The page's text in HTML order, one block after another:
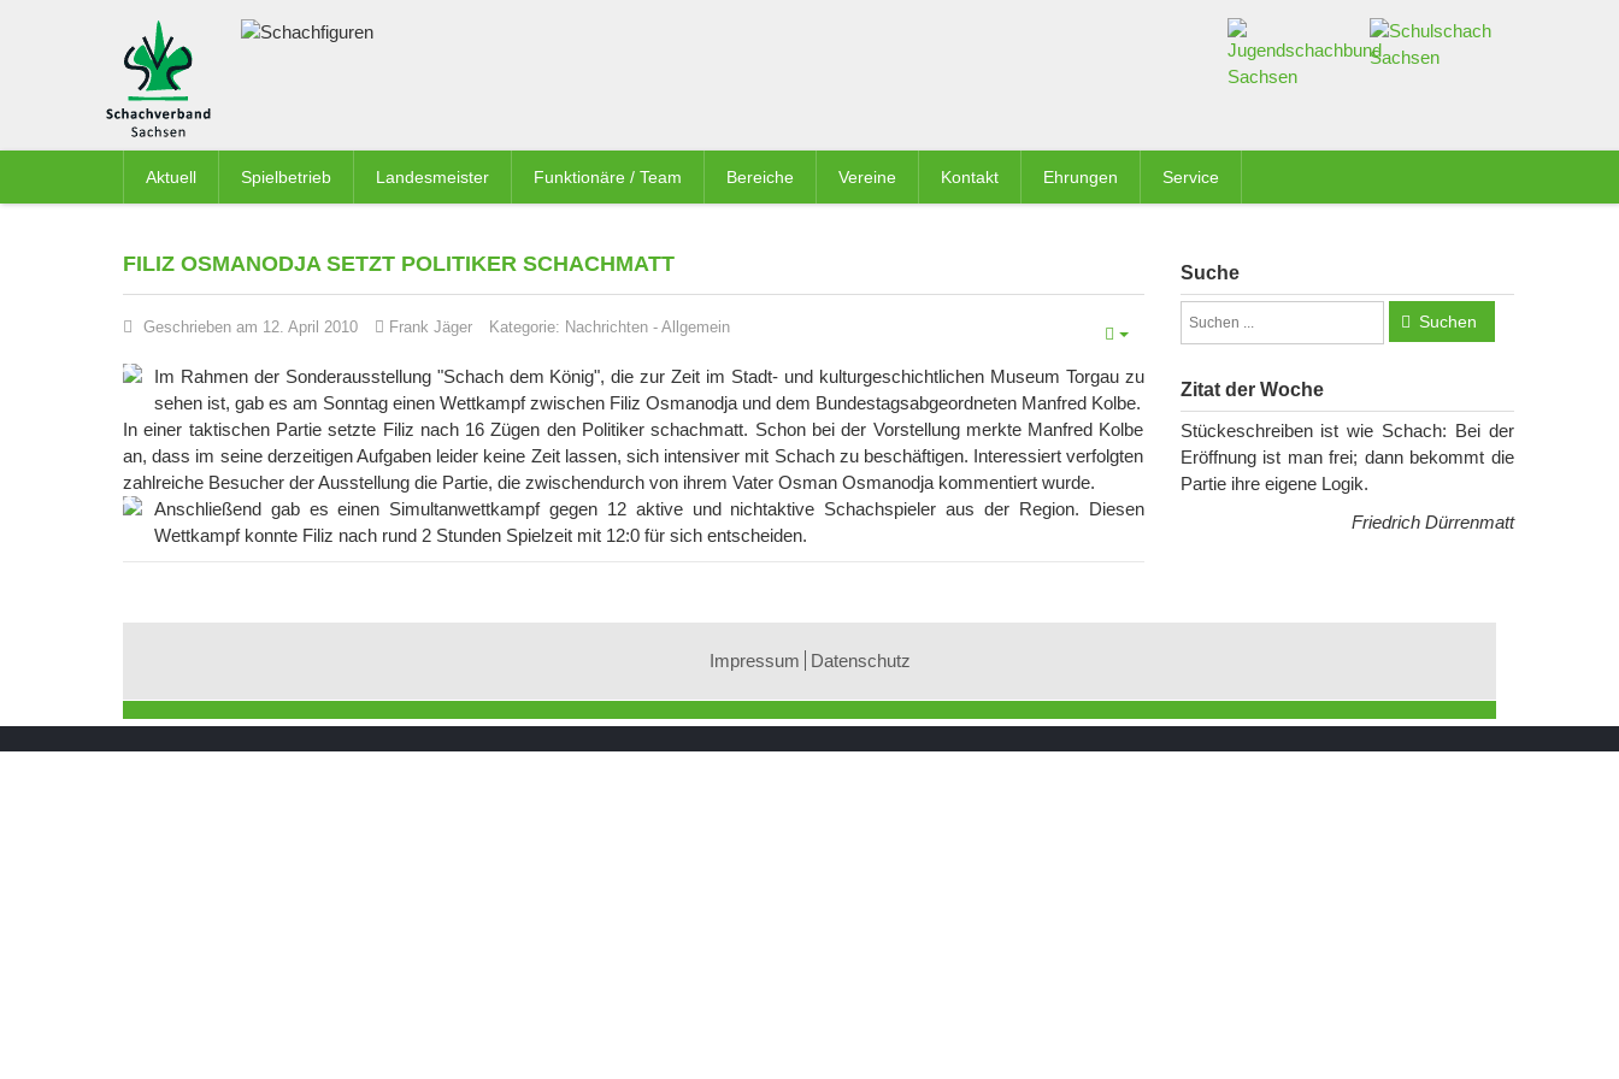
Aktuell Spielbetrieb Landesmeister Funktionäre / Team Bereiche Vereine Kontakt Ehrungen Service
FILIZ OSMANODJA SETZT POLITIKER SCHACHMATT
Geschrieben am 12. April 2010 Frank Jäger Kategorie: Nachrichten - Allgemein
Im Rahmen der Sonderausstellung "Schach dem König", die zur Zeit im Stadt- und kulturgeschichtlichen Museum Torgau zu
sehen ist, gab es am Sonntag einen Wettkampf zwischen Filiz Osmanodja und dem Bundestagsabgeordneten Manfred Kolbe.
In einer taktischen Partie setzte Filiz nach 16 Zügen den Politiker schachmatt. Schon bei der Vorstellung merkte Manfred Kolbe
an, dass im seine derzeitigen Aufgaben leider keine Zeit lassen, sich intensiver mit Schach zu beschäftigen. Interessiert verfolgten
zahlreiche Besucher der Ausstellung die Partie, die zwischendurch von ihrem Vater Osman Osmanodja kommentiert wurde.
Anschließend gab es einen Simultanwettkampf gegen 12 aktive und nichtaktive Schachspieler aus der Region. Diesen
Wettkampf konnte Filiz nach rund 2 Stunden Spielzeit mit 12:0 für sich entscheiden.
Suche
Suchen
Zitat der Woche
Stückeschreiben ist wie Schach: Bei der
Eröffnung ist man frei; dann bekommt die
Partie ihre eigene Logik.
Friedrich Dürrenmatt
Impressum Datenschutz